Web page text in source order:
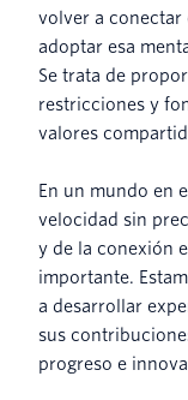
volver a conectar
adoptar esa
Se trata de
restricciones y
valores
En un mundo en
velocidad sin
y de la conexión
importante.
a desarrollar
sus
progreso e